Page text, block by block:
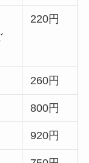
220円
260円
800円
920円